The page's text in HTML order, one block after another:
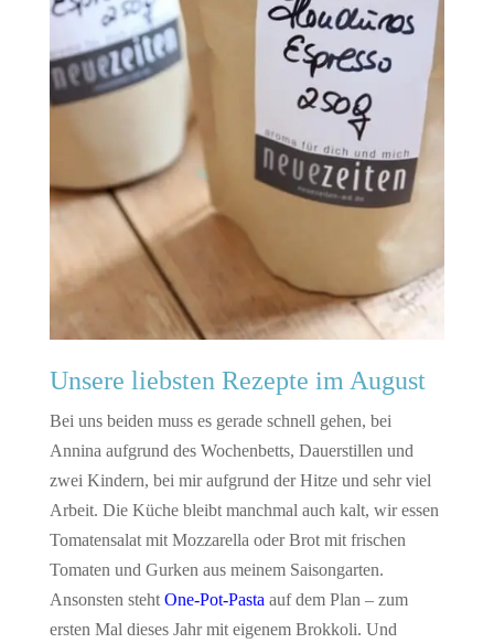
Unsere liebsten Rezepte im August
Bei uns beiden muss es gerade schnell gehen, bei
Annina aufgrund des Wochenbetts, Dauerstillen und
zwei Kindern, bei mir aufgrund der Hitze und sehr viel
Arbeit. Die Küche bleibt manchmal auch kalt, wir essen
Tomatensalat mit Mozzarella oder Brot mit frischen
Tomaten und Gurken aus meinem Saisongarten.
Ansonsten steht One-Pot-Pasta auf dem Plan – zum
ersten Mal dieses Jahr mit eigenem Brokkoli. Und